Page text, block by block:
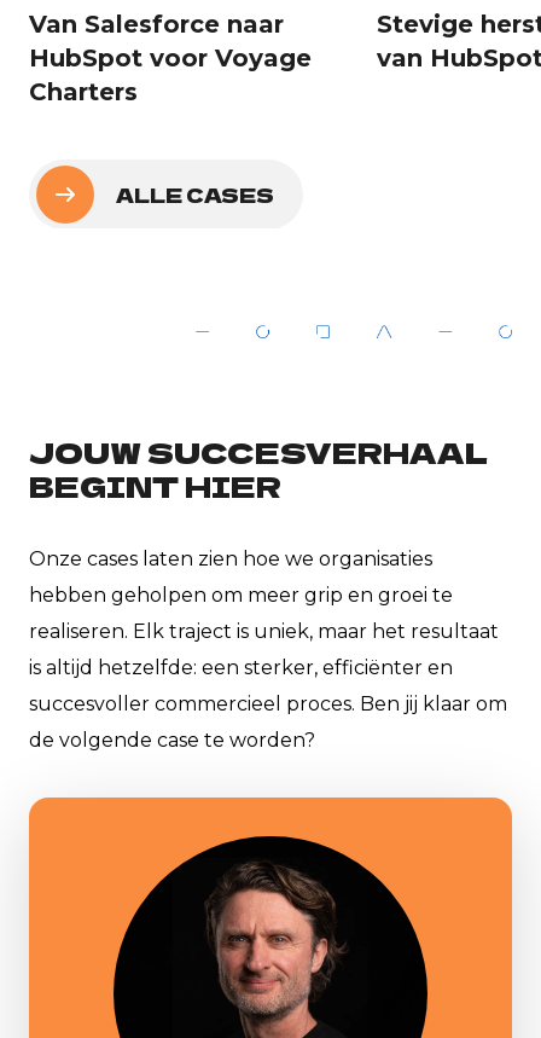
Van Salesforce naar
HubSpot voor Voyage
Charters
Stevige
van
ALLE CASES
JOUW SUCCESVERHAAL
BEGINT HIER
Onze cases laten zien hoe we organisaties
hebben geholpen om meer grip en groei te
realiseren. Elk traject is uniek, maar het resultaat
is altijd hetzelfde: een sterker, efficiënter en
succesvoller commercieel proces. Ben jij klaar om
de volgende case te worden?